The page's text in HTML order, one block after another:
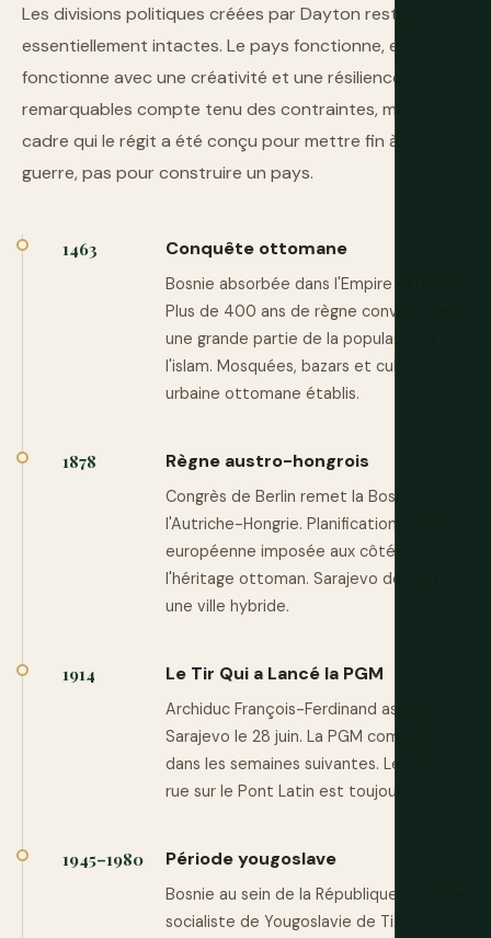
Les divisions politiques créées par Dayton restent
essentiellement intactes. Le pays fonctionne, et
fonctionne avec une créativité et une résilience
remarquables compte tenu des contraintes, mais le
cadre qui le régit a été conçu pour mettre fin à une
guerre, pas pour construire un pays.
1463 Conquête ottomane
Bosnie absorbée dans l'Empire ottoman.
Plus de 400 ans de règne convertissent
une grande partie de la population à
l'islam. Mosquées, bazars et culture
urbaine ottomane établis.
1878 Règne austro-hongrois
Congrès de Berlin remet la Bosnie à
l'Autriche-Hongrie. Planification urbaine
européenne imposée aux côtés de
l'héritage ottoman. Sarajevo devient
une ville hybride.
1914 Le Tir Qui a Lancé la PGM
Archiduc François-Ferdinand assassiné à
Sarajevo le 28 juin. La PGM commence
dans les semaines suivantes. Le coin de
rue sur le Pont Latin est toujours là.
1945–1980 Période yougoslave
Bosnie au sein de la République fédérale
socialiste de Yougoslavie de Tito.